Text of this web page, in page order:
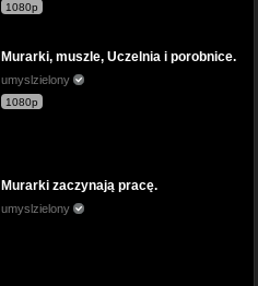
1080p
Murarki, muszle, Uczelnia i porobnice.
umyslzielony
1080p
Murarki zaczynają pracę.
umyslzielony